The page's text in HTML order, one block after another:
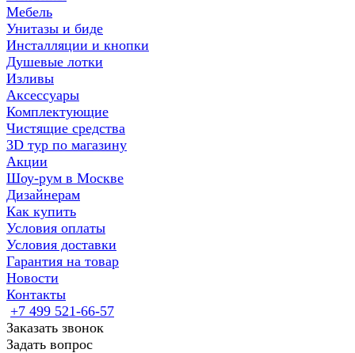
Мебель
Унитазы и биде
Инсталляции и кнопки
Душевые лотки
Изливы
Аксессуары
Комплектующие
Чистящие средства
3D тур по магазину
Акции
Шоу-рум в Москве
Дизайнерам
Как купить
Условия оплаты
Условия доставки
Гарантия на товар
Новости
Контакты
+7 499 521-66-57
Заказать звонок
Задать вопрос